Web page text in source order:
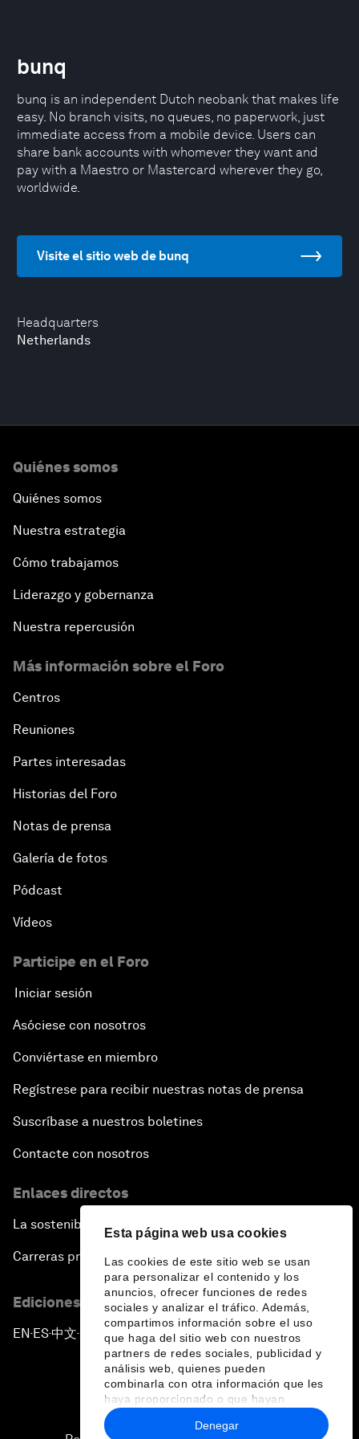
Esta página web usa cookies
Las cookies de este sitio web se usan
para personalizar el contenido y los
anuncios, ofrecer funciones de redes
sociales y analizar el tráfico. Además,
compartimos información sobre el uso
que haga del sitio web con nuestros
partners de redes sociales, publicidad y
análisis web, quienes pueden
combinarla con otra información que les
haya proporcionado o que hayan
recopilado a partir del uso que haya
hecho de sus servicios.
Denegar
Headquarters
Netherlands
bunq
bunq is an independent Dutch neobank that makes life
easy. No branch visits, no queues, no paperwork, just
immediate access from a mobile device. Users can
share bank accounts with whomever they want and
pay with a Maestro or Mastercard wherever they go,
worldwide.
Visite el sitio web de bunq
Quiénes somos
Quiénes somos
Nuestra estrategia
Cómo trabajamos
Liderazgo y gobernanza
Nuestra repercusión
Más información sobre el Foro
Centros
Reuniones
Partes interesadas
Historias del Foro
Notas de prensa
Galería de fotos
Pódcast
Vídeos
Participe en el Foro
Iniciar sesión
Asóciese con nosotros
Conviértase en miembro
Regístrese para recibir nuestras notas de prensa
Suscríbase a nuestros boletines
Contacte con nosotros
Enlaces directos
La sostenibilidad en el Foro
Carreras profesionales
Ediciones en otros idiomas
EN ▪ES▪中文▪ 日本語